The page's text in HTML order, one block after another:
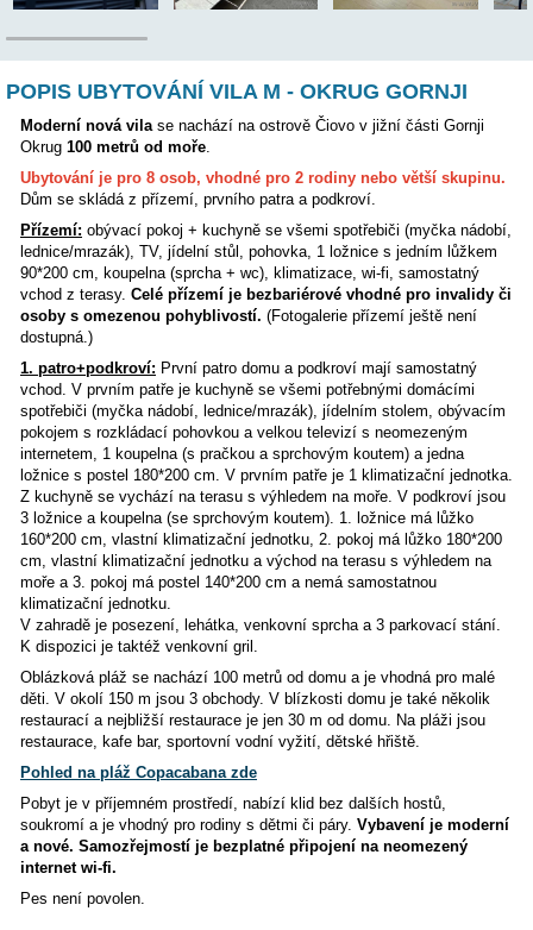
POPIS UBYTOVÁNÍ VILA M - OKRUG
Moderní nová vilase nachází na ostrově Čiovo v jižní
Okrug100 metrů od moře.
Ubytování je pro 8 osob, vhodné pro 2 rodiny nebo
Dům se skládá z přízemí, prvního patra a podkroví.
Přízemí: obývací pokoj + kuchyně se všemi spotřebiči
lednice/mrazák), TV, jídelní stůl, pohovka, 1 ložnice s
90*200 cm, koupelna (sprcha + wc), klimatizace, wi-fi,
vchod z terasy. Celé přízemí je bezbariérové vhodné
osoby s omezenou pohyblivostí.(Fotogalerie přízemí
dostupná.)
1. patro+podkroví:První patro domu a podkroví mají
vchod. V prvním patře je kuchyně se všemi potřebnými
spotřebiči (myčka nádobí, lednice/mrazák), jídelním
pokojem s rozkládací pohovkou a velkou televizí s
internetem, 1 koupelna (s pračkou a sprchovým koutem) a
ložnice s postel 180*200 cm. V prvním patře je 1
Z kuchyně se vychází na terasu s výhledem na moře. V